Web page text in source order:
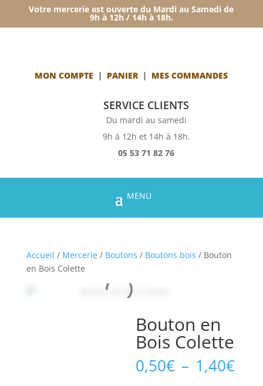
Votre mercerie est ouverte du Mardi au Samedi de
9h à 12h / 14h à 18h.
MON COMPTE | PANIER| MES COMMANDES
SERVICE CLIENTS
Du mardi au samedi
9h à 12h et 14h à 18h.
05 53 71 82 76
Accueil / Mercerie/ Boutons / Boutons bois / Bouton
en Bois Colette
Bouton en
Bois Colette
0,50€ – 1,40€